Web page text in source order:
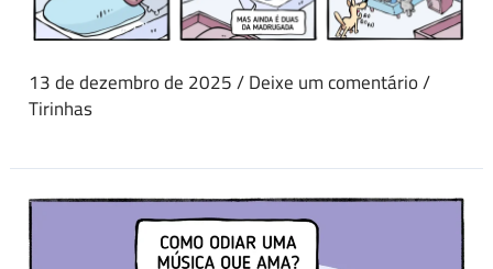
13 de dezembro de 2025/Deixe um comentário/
Tirinhas